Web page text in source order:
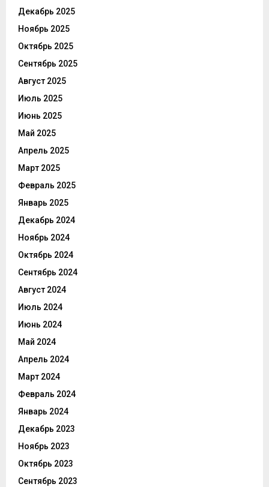
Декабрь 2025
Ноябрь 2025
Октябрь 2025
Сентябрь 2025
Август 2025
Июль 2025
Июнь 2025
Май 2025
Апрель 2025
Март 2025
Февраль 2025
Январь 2025
Декабрь 2024
Ноябрь 2024
Октябрь 2024
Сентябрь 2024
Август 2024
Июль 2024
Июнь 2024
Май 2024
Апрель 2024
Март 2024
Февраль 2024
Январь 2024
Декабрь 2023
Ноябрь 2023
Октябрь 2023
Сентябрь 2023